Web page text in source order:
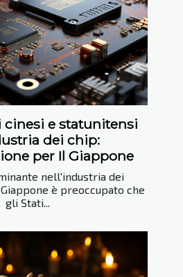
e statunitensi
dei chip:
per Il Giappone
nell'industria dei
è preoccupato che
gli Stati...